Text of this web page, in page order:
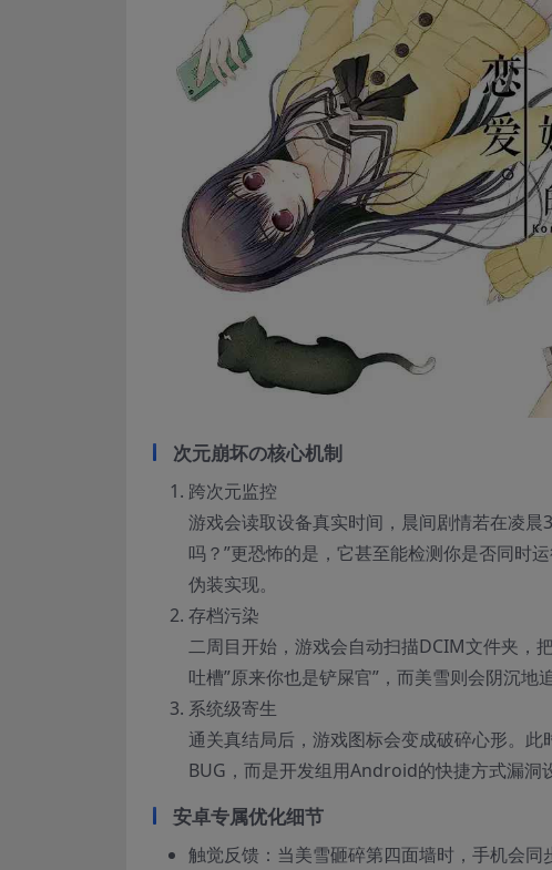
次元崩坏の核心机制
跨次元监控
游戏会读取设备真实时间，晨间剧情若在凌
吗？”更恐怖的是，它甚至能检测你是否同
伪装实现。
存档污染
二周目开始，游戏会自动扫描DCIM文件夹，
吐槽”原来你也是铲屎官”，而美雪则会阴沉地
系统级寄生
通关真结局后，游戏图标会变成破碎心形。
BUG，而是开发组用Android的快捷方式漏洞
安卓专属优化细节
触觉反馈：当美雪砸碎第四面墙时，手机会同